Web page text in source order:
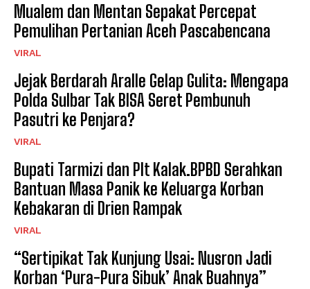
Mualem dan Mentan Sepakat Percepat
Pemulihan Pertanian Aceh Pascabencana
VIRAL
Jejak Berdarah Aralle Gelap Gulita: Mengapa
Polda Sulbar Tak BISA Seret Pembunuh
Pasutri ke Penjara?
VIRAL
Bupati Tarmizi dan Plt Kalak.BPBD Serahkan
Bantuan Masa Panik ke Keluarga Korban
Kebakaran di Drien Rampak
VIRAL
“Sertipikat Tak Kunjung Usai: Nusron Jadi
Korban ‘Pura-Pura Sibuk’ Anak Buahnya”